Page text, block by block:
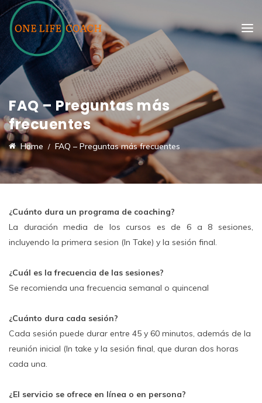
FAQ – Preguntas más
frecuentes
Home FAQ – Preguntas más frecuentes
¿Cuánto dura un programa de coaching?
La duración media de los cursos es de 6 a 8 sesiones,
incluyendo la primera sesion (In Take) y la sesión final.
¿Cuál es la frecuencia de las sesiones?
Se recomienda una frecuencia semanal o quincenal
¿Cuánto dura cada sesión?
Cada sesión puede durar entre 45 y 60 minutos, además de la
reunión inicial (In take y la sesión final, que duran dos horas
cada una.
¿El servicio se ofrece en línea o en persona?